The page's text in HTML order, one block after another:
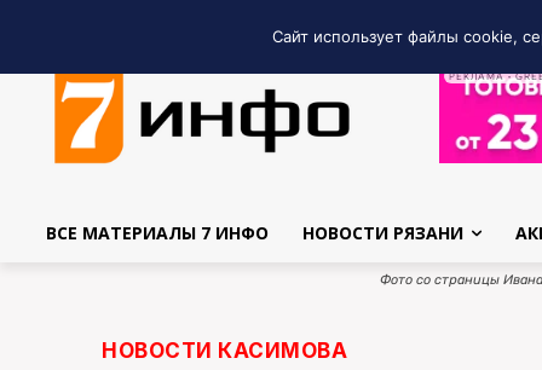
РЕКЛАМА •
ВСЕ МАТЕРИАЛЫ 7 ИНФО НОВОСТИ РЯЗАНИ
Фото со страницы
НОВОСТИ КАСИМОВА
Сайт использует файлы cookie,